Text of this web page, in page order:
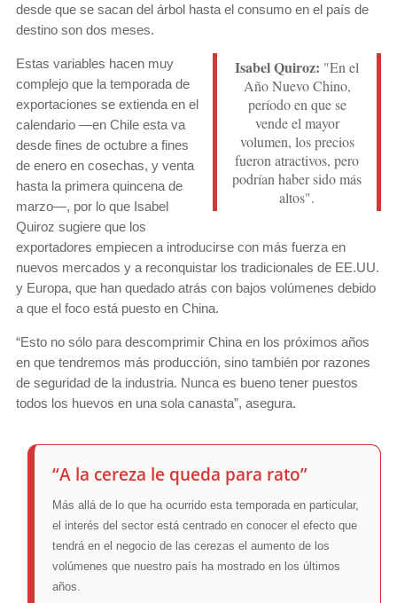
desde que se sacan del árbol hasta el consumo en el país de
destino son dos meses.
Isabel Quiroz: "En el
Año Nuevo Chino,
período en que se
vende el mayor
volumen, los precios
fueron atractivos, pero
podrían haber sido más
altos".
Estas variables hacen muy
complejo que la temporada de
exportaciones se extienda en el
calendario —en Chile esta va
desde fines de octubre a fines
de enero en cosechas, y venta
hasta la primera quincena de
marzo—, por lo que Isabel
Quiroz sugiere que los
exportadores empiecen a introducirse con más fuerza en
nuevos mercados y a reconquistar los tradicionales de EE.UU.
y Europa, que han quedado atrás con bajos volúmenes debido
a que el foco está puesto en China.
“Esto no sólo para descomprimir China en los próximos años
en que tendremos más producción, sino también por razones
de seguridad de la industria. Nunca es bueno tener puestos
todos los huevos en una sola canasta”, asegura.
“A la cereza le queda para rato”
Más allá de lo que ha ocurrido esta temporada en particular,
el interés del sector está centrado en conocer el efecto que
tendrá en el negocio de las cerezas el aumento de los
volúmenes que nuestro país ha mostrado en los últimos
años.